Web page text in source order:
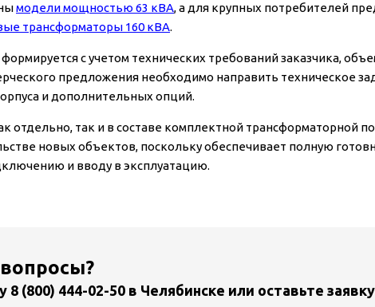
модели мощностью 63 кВА, а для крупных потребителей
трансформаторы 160 кВА.
с учетом технических требований заказчика,
предложения необходимо направить техническое
и дополнительных опций.
отдельно, так и в составе комплектной трансформаторной
новых объектов, поскольку обеспечивает полную
и вводу в эксплуатацию.
8 (800) 444-02-50 в Челябинске или оставьте